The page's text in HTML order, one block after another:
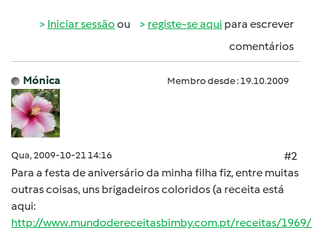
Iniciar sessão ou registe-se aqui para escrever
comentários
Mónica Membro desde : 19.10.2009
Qua, 2009-10-21 14:16
#2
Para a festa de aniversário da minha filha fiz, entre muitas
outras coisas, uns brigadeiros coloridos (a receita está
aqui:
http://www.mundodereceitasbimby.com.pt/receitas/